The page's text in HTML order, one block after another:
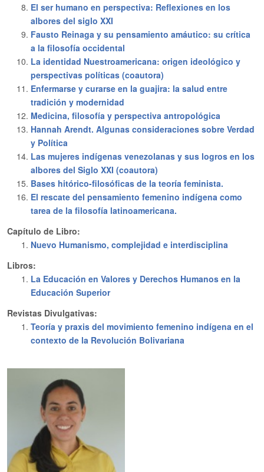
El ser humano en perspectiva: Reflexiones en los
albores del siglo XXI
Fausto Reinaga y su pensamiento amáutico: su crítica
a la filosofía occidental
La identidad Nuestroamericana: origen ideológico y
perspectivas políticas (coautora)
Enfermarse y curarse en la guajira: la salud entre
tradición y modernidad
Medicina, filosofía y perspectiva antropológica
Hannah Arendt. Algunas consideraciones sobre Verdad
y Política
Las mujeres indígenas venezolanas y sus logros en los
albores del Siglo XXI (coautora)
Bases hitórico-filosóficas de la teoría feminista.
El rescate del pensamiento femenino indígena como
tarea de la filosofía latinoamericana.
Capítulo de Libro:
Nuevo Humanismo, complejidad e interdisciplina
Libros:
La Educación en Valores y Derechos Humanos en la
Educación Superior
Revistas Divulgativas:
Teoría y praxis del movimiento femenino indígena en el
contexto de la Revolución Bolivariana